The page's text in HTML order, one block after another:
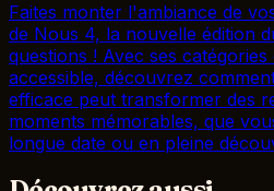
Faites monter l'ambiance de
de Nous 4, la nouvelle édition
questions ! Avec ses
accessible, découvrez
efficace peut transformer des
moments mémorables, que
longue date ou en pleine